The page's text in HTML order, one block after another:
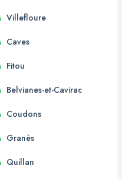
Villefloure
Caves
Fitou
Belvianes-et-Cavirac
Coudons
Granès
Quillan